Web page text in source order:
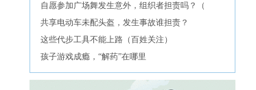
自愿参加广场舞发生意外，组织者担责吗？（
共享电动车未配头盔，发生事故谁担责？
这些代步工具不能上路（百姓关注）
孩子游戏成瘾，“解药”在哪里